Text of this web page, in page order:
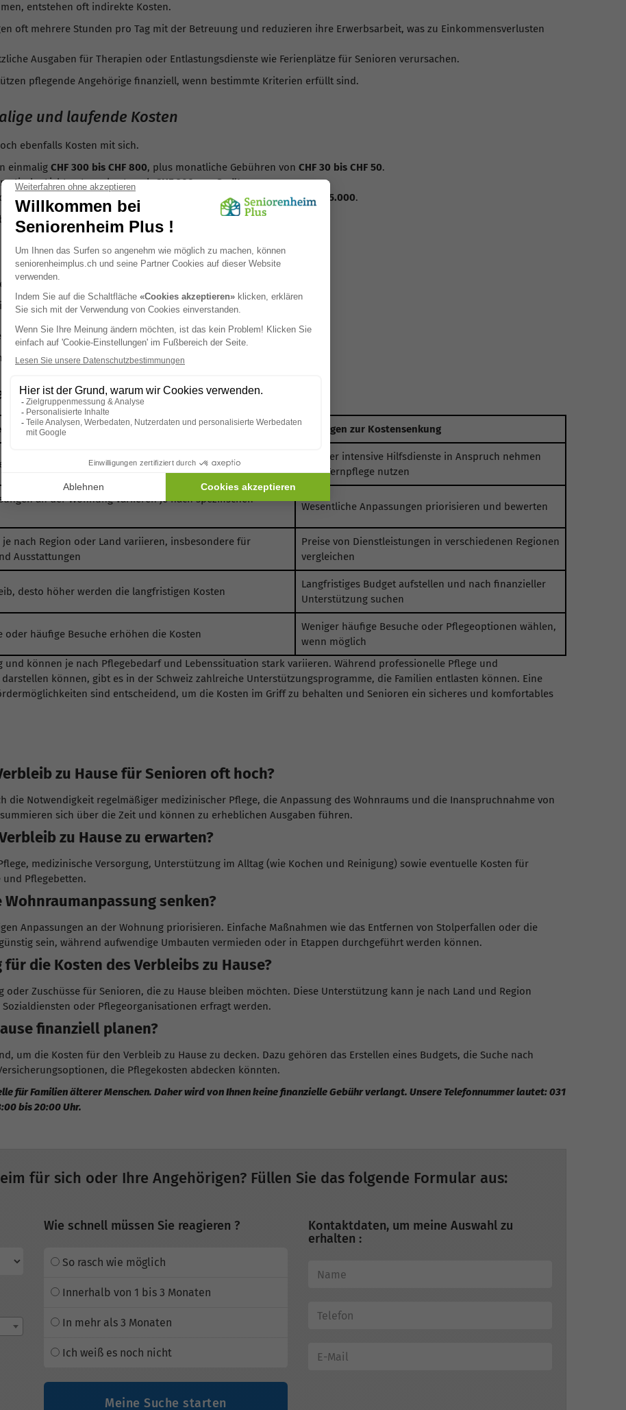
entstehen oft indirekte Kosten.
oft mehrere Stunden pro Tag mit der Betreuung und reduzieren ihre Erwerbsarbeit, was zu Einkommensverlusten
Ausgaben für Therapien oder Entlastungsdienste wie Ferienplätze für Senioren verursachen.
pflegende Angehörige finanziell, wenn bestimmte Kriterien erfüllt sind.
und laufende Kosten
ebenfalls Kosten mit sich.
einmalig CHF 300 bis CHF 800, plus monatliche Gebühren von CHF 30 bis CHF 50.
Lichtsysteme kosten abCHF 200 pro Gerät.
Sauerstoffgeräte kosten je nach Modell zwischenCHF 100 und CHF 5.000.
ein Zuschuss für medizinische Geräte möglich ist.
die Familien bei den Kosten entlasten können.
Rente können finanzielle Unterstützung beantragen.
Spitex-Dienste von der Krankenkasse übernommen.
bieten Zuschüsse für Hausanpassungen oder Pflegehilfen.
Kanton nach spezifischen Programmen.
zu Hause für Senioren beeinflussen
Kosten Lösungen zur Kostensenkung
Pflege, desto höher die Kosten
Weniger intensive Hilfsdienste in Anspruch nehmen
oder Fernpflege nutzen
an der Wohnung variieren je nach spezifischen
Wesentliche Anpassungen priorisieren und bewerten
nach Region oder Land variieren, insbesondere für
Ausstattungen
Preise von Dienstleistungen in verschiedenen Regionen
vergleichen
desto höher werden die langfristigen Kosten
Langfristiges Budget aufstellen und nach finanzieller
Unterstützung suchen
oder häufige Besuche erhöhen die Kosten
Weniger häufige Besuche oder Pflegeoptionen wählen,
wenn möglich
können je nach Pflegebedarf und Lebenssituation stark variieren. Während professionelle Pflege und
können, gibt es in der Schweiz zahlreiche Unterstützungsprogramme, die Familien entlasten können. Eine
sind entscheidend, um die Kosten im Griff zu behalten und Senioren ein sicheres und komfortables
zu Hause für Senioren oft hoch?
die Notwendigkeit regelmäßiger medizinischer Pflege, die Anpassung des Wohnraums und die Inanspruchnahme von
sich über die Zeit und können zu erheblichen Ausgaben führen.
zu Hause zu erwarten?
medizinische Versorgung, Unterstützung im Alltag (wie Kochen und Reinigung) sowie eventuelle Kosten für
Pflegebetten.
senken?
Anpassungen an der Wohnung priorisieren. Einfache Maßnahmen wie das Entfernen von Stolperfallen oder die
sein, während aufwendige Umbauten vermieden oder in Etappen durchgeführt werden können.
die Kosten des Verbleibs zu Hause?
Zuschüsse für Senioren, die zu Hause bleiben möchten. Diese Unterstützung kann je nach Land und Region
oder Pflegeorganisationen erfragt werden.
finanziell planen?
um die Kosten für den Verbleib zu Hause zu decken. Dazu gehören das Erstellen eines Budgets, die Suche nach
die Pflegekosten abdecken könnten.
für Familien älterer Menschen. Daher wird von Ihnen keine finanzielle Gebühr verlangt. Unsere Telefonnummer lautet: 031
bis 20:00 Uhr.
für sich oder Ihre Angehörigen? Füllen Sie das folgende Formular aus:
Wie schnell müssen Sie reagieren ?
So rasch wie möglich
Innerhalb von 1 bis 3 Monaten
In mehr als 3 Monaten
Ich weiß es noch nicht
Meine Suche starten
Kontaktdaten, um meine Auswahl zu
erhalten :